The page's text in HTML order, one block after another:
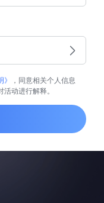
，同意相关个人信息
动进行解释。